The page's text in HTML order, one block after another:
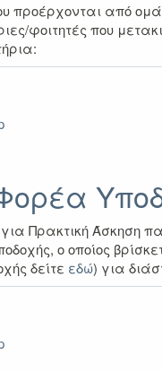
προέρχονται από
φοιτητές που
Πρακτική Άσκηση
ο οποίος
δείτε εδώ) για